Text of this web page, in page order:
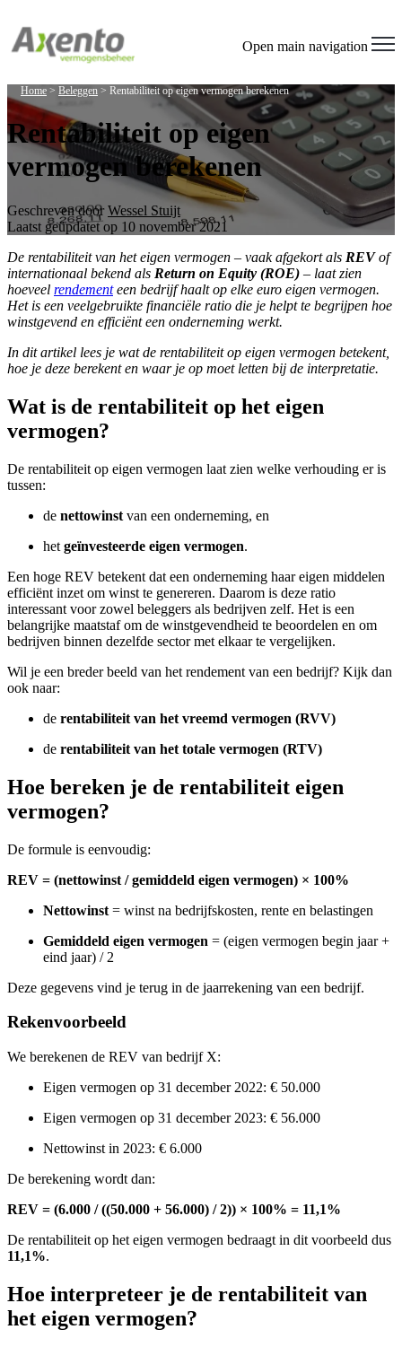
All
Accessibility
screen
reader.
To
start
the
in
One
Accessibility
screen
reader,
press
"Ctrl
+
This
shortcut
the
screen
reader
help
you
with
content.
Open main navigation
Home > Beleggen > Rentabiliteit op eigen vermogen berekenen
Rentabiliteit op eigen
vermogen berekenen
Geschreven door Wessel Stuijt
Laatst geüpdatet op 10 november 2021
De rentabiliteit van het eigen vermogen – vaak afgekort als REVof
internationaal bekend als Return on Equity (ROE) – laat zien
hoeveel rendementeen bedrijf haalt op elke euro eigen vermogen.
Het is een veelgebruikte financiële ratio die je helpt te begrijpen hoe
winstgevend en efficiënt een onderneming werkt.
In dit artikel lees je wat de rentabiliteit op eigen vermogen betekent,
hoe je deze berekent en waar je op moet letten bij de interpretatie.
Wat is de rentabiliteit op het eigen
vermogen?
De rentabiliteit op eigen vermogen laat zien welke verhouding er is
tussen:
de nettowinst van een onderneming, en
het geïnvesteerde eigen vermogen.
Een hoge REV betekent dat een onderneming haar eigen middelen
efficiënt inzet om winst te genereren. Daarom is deze ratio
interessant voor zowel beleggers als bedrijven zelf. Het is een
belangrijke maatstaf om de winstgevendheid te beoordelen en om
bedrijven binnen dezelfde sector met elkaar te vergelijken.
Wil je een breder beeld van het rendement van een bedrijf? Kijk dan
ook naar:
de rentabiliteit van het vreemd vermogen (RVV)
de rentabiliteit van het totale vermogen (RTV)
Hoe bereken je de rentabiliteit eigen
vermogen?
De formule is eenvoudig:
REV = (nettowinst / gemiddeld eigen vermogen) × 100%
Nettowinst = winst na bedrijfskosten, rente en belastingen
Gemiddeld eigen vermogen = (eigen vermogen begin jaar +
eind jaar) / 2
Deze gegevens vind je terug in de jaarrekening van een bedrijf.
Rekenvoorbeeld
We berekenen de REV van bedrijf X:
Eigen vermogen op 31 december 2022: € 50.000
Eigen vermogen op 31 december 2023: € 56.000
Nettowinst in 2023: € 6.000
De berekening wordt dan:
REV = (6.000 / ((50.000 + 56.000) / 2)) × 100% = 11,1%
De rentabiliteit op het eigen vermogen bedraagt in dit voorbeeld dus
11,1%.
Hoe interpreteer je de rentabiliteit van
het eigen vermogen?